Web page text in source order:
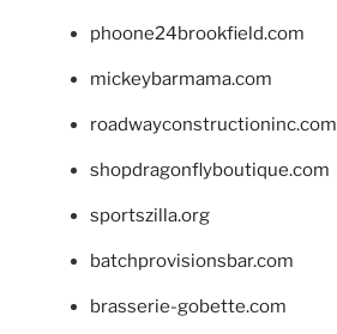
phoone24brookfield.com
mickeybarmama.com
roadwayconstructioninc.com
shopdragonflyboutique.com
sportszilla.org
batchprovisionsbar.com
brasserie-gobette.com